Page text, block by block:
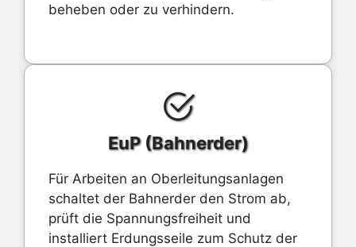
beheben oder zu verhindern.
EuP (Bahnerder)
Für Arbeiten an Oberleitungsanlagen
schaltet der Bahnerder den Strom ab,
prüft die Spannungsfreiheit und
installiert Erdungsseile zum Schutz der